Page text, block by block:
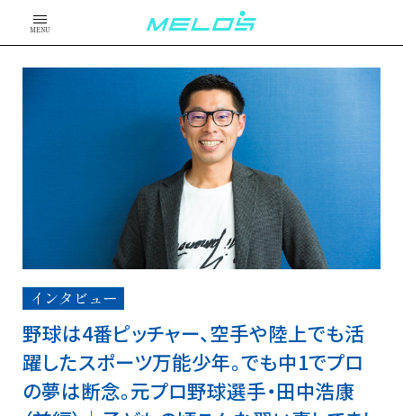
MENU
インタビュー
野球は4番ピッチャー、空手や陸上でも活
躍したスポーツ万能少年。でも中1でプロ
の夢は断念。元プロ野球選手・田中浩康